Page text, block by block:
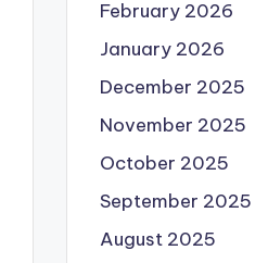
February 2026
January 2026
December 2025
November 2025
October 2025
September 2025
August 2025